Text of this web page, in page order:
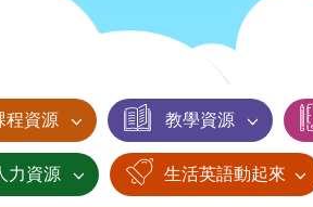
程資源 教學資源
力資源 生活英語動起來